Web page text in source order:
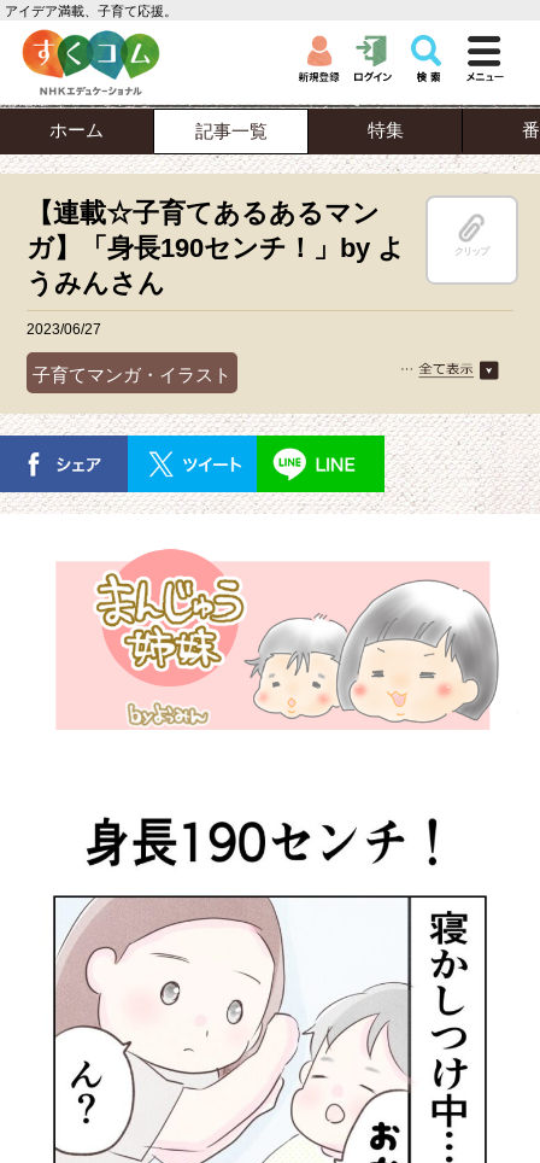
アイデア満載、子育て応援。
ホーム 記事一覧 特集
【連載☆子育てあるあるマン
ガ】「身長190センチ！」by よ
うみんさん
クリップ
2023/06/27
子育てマンガ・イラスト